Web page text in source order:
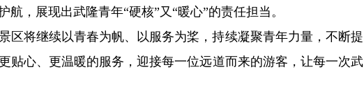
，展现出武隆青年“硬核”又“暖心”的责任担当。
区将继续以青春为帆、以服务为桨，持续凝聚青年力量，不断提
贴心、更温暖的服务，迎接每一位远道而来的游客，让每一次武